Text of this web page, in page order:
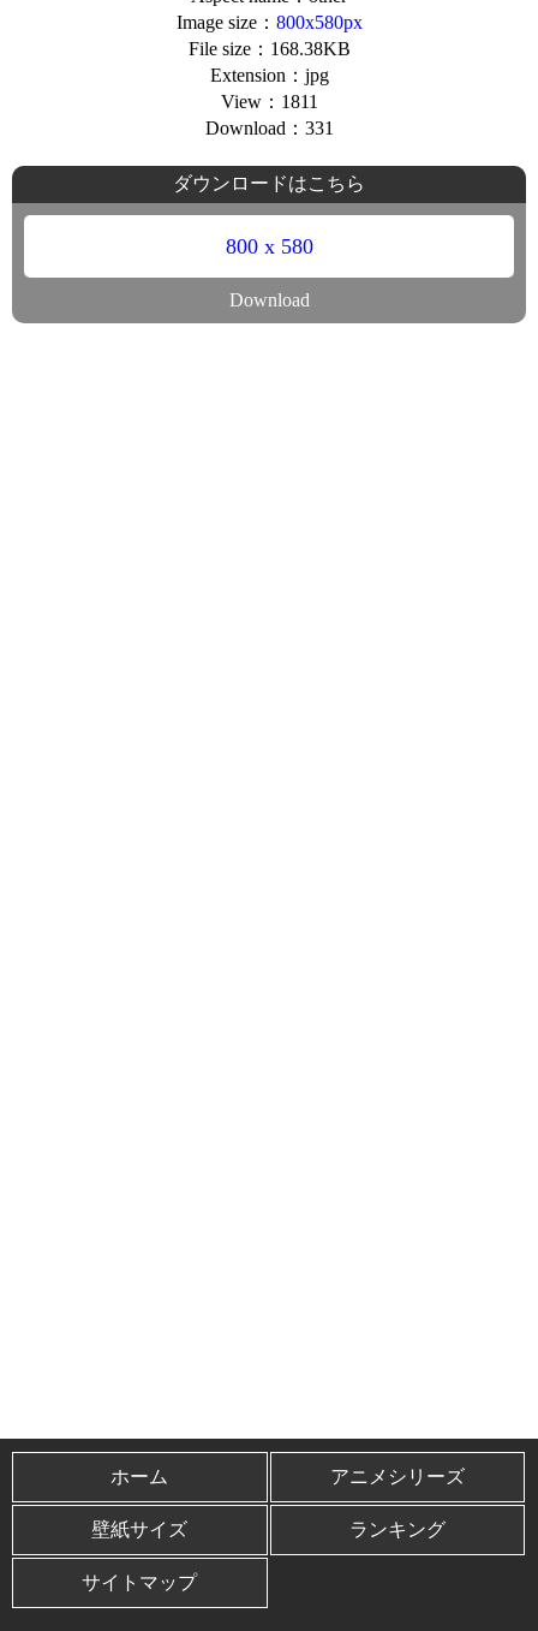
Image size： 800x580px
File size：168.38KB
Extension：jpg
View：1811
Download：331
ダウンロードはこちら
800 x 580
Download
ホーム アニメシリーズ
壁紙サイズ ランキング
サイトマップ